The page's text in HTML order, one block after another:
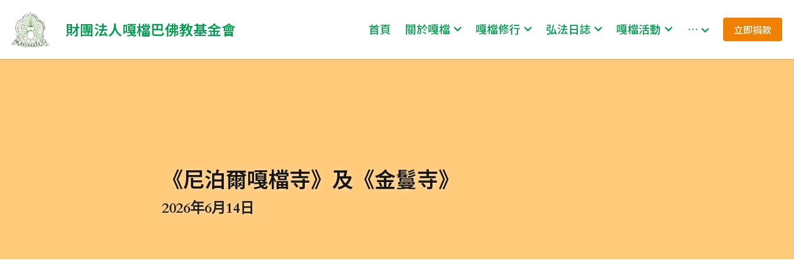
財團法人嘎檔巴佛教基金會 首頁 關於嘎檔 嘎檔修行 弘法日誌 嘎檔活動 … 立即捐款
《尼泊爾嘎檔寺》及《金鬘寺》
2026年6月14日